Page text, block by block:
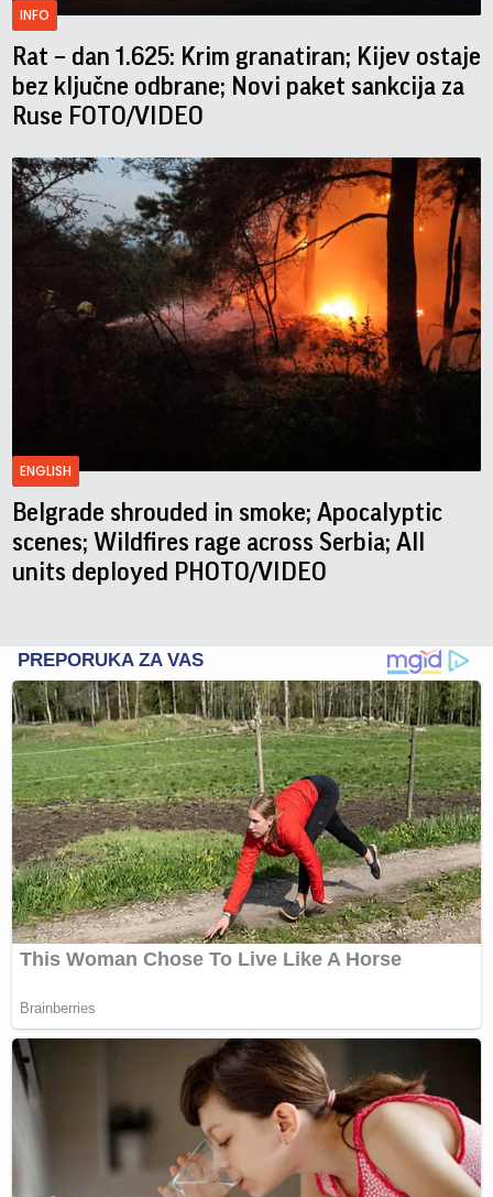
INFO
Rat – dan 1.625: Krim granatiran; Kijev ostaje
bez ključne odbrane; Novi paket sankcija za
Ruse FOTO/VIDEO
ENGLISH
Belgrade shrouded in smoke; Apocalyptic
scenes; Wildfires rage across Serbia; All
units deployed PHOTO/VIDEO